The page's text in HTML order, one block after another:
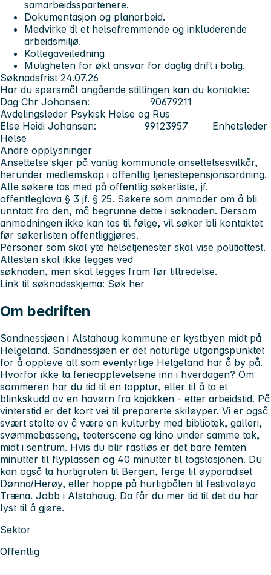
samarbeidsspartenere.
Dokumentasjon og planarbeid.
Medvirke til et helsefremmende og inkluderende
arbeidsmiljø.
Kollegaveiledning
Muligheten for økt ansvar for daglig drift i bolig.
Søknadsfrist 24.07.26
Har du spørsmål angående stillingen kan du kontakte:
Dag Chr Johansen: 90679211
Avdelingsleder Psykisk Helse og Rus
Else Heidi Johansen: 99123957 Enhetsleder
Helse
Andre opplysninger
Ansettelse skjer på vanlig kommunale ansettelsesvilkår,
herunder medlemskap i offentlig tjenestepensjonsordning.
Alle søkere tas med på offentlig søkerliste, jf.
offentleglova § 3 jf. § 25. Søkere som anmoder om å bli
unntatt fra den, må begrunne dette i søknaden. Dersom
anmodningen ikke kan tas til følge, vil søker bli kontaktet
før søkerlisten offentliggjøres.
Personer som skal yte helsetjenester skal vise politiattest.
Attesten skal ikke legges ved
søknaden, men skal legges fram før tiltredelse.
Link til søknadsskjema: Søk her
Om bedriften
Sandnessjøen i Alstahaug kommune er kystbyen midt på
Helgeland. Sandnessjøen er det naturlige utgangspunktet
for å oppleve alt som eventyrlige Helgeland har å by på.
Hvorfor ikke ta ferieopplevelsene inn i hverdagen? Om
sommeren har du tid til en topptur, eller til å ta et
blinkskudd av en havørn fra kajakken - etter arbeidstid. På
vinterstid er det kort vei til preparerte skiløyper. Vi er også
svært stolte av å være en kulturby med bibliotek, galleri,
svømmebasseng, teaterscene og kino under samme tak,
midt i sentrum. Hvis du blir rastløs er det bare femten
minutter til flyplassen og 40 minutter til togstasjonen. Du
kan også ta hurtigruten til Bergen, ferge til øyparadiset
Dønna/Herøy, eller hoppe på hurtigbåten til festivaløya
Træna. Jobb i Alstahaug. Da får du mer tid til det du har
lyst til å gjøre.
Sektor
Offentlig